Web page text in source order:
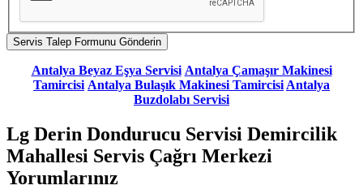
Antalya Beyaz Eşya Servisi Antalya Çamaşır Makinesi
Tamircisi Antalya Bulaşık Makinesi TamircisiAntalya
Buzdolabı Servisi
Lg Derin Dondurucu Servisi Demircilik
Mahallesi Servis Çağrı Merkezi
Yorumlarınız